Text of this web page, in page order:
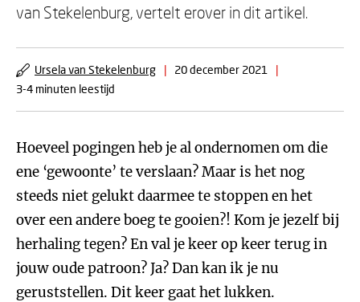
van Stekelenburg, vertelt erover in dit artikel.
Ursela van Stekelenburg | 20 december 2021
|
3-4 minuten leestijd
Hoeveel pogingen heb je al ondernomen om die
ene ‘gewoonte’ te verslaan? Maar is het nog
steeds niet gelukt daarmee te stoppen en het
over een andere boeg te gooien?! Kom je jezelf bij
herhaling tegen? En val je keer op keer terug in
jouw oude patroon? Ja? Dan kan ik je nu
geruststellen. Dit keer gaat het lukken.